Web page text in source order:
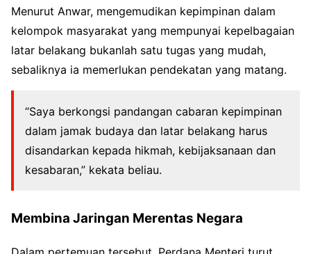
Menurut Anwar, mengemudikan kepimpinan dalam
kelompok masyarakat yang mempunyai kepelbagaian
latar belakang bukanlah satu tugas yang mudah,
sebaliknya ia memerlukan pendekatan yang matang.
“Saya berkongsi pandangan cabaran kepimpinan
dalam jamak budaya dan latar belakang harus
disandarkan kepada hikmah, kebijaksanaan dan
kesabaran,” kekata beliau.
Membina Jaringan Merentas Negara